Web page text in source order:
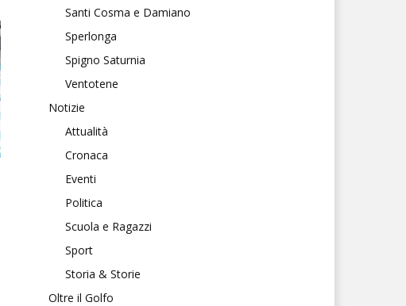
Santi Cosma e Damiano
Sperlonga
Spigno Saturnia
Ventotene
Notizie
Attualità
Cronaca
Eventi
Politica
Scuola e Ragazzi
Sport
Storia & Storie
Oltre il Golfo